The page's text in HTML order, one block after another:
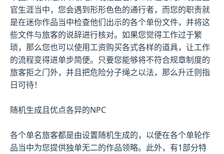
官生涯当中，您会遇到形形色色的通行者，而您的职责就
是在迷你作品当中检查他们出示的各个单份文件，并将这
些文件与旅客的说辞进行核对。如果您觉得工作过于繁
琐，那么您也可以使用工资购买各式各样的道具，让工作
的流程变得进单步简便。只要您能够将不符合规章制度的
旅客拒之门外，并且把危险分子绳之以法，那么升迁则指
日可待！
随机生成且优点各异的NPC
各个单名旅客都是由设置随机生成的，以便在各个单轮作
品当中为您提供独单无二的作品领略。此外，有1部分特